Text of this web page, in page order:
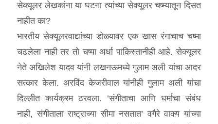
सेक्यूलर लेखकांना या घटना त्यांच्या सेक्यूलर चष्म्यातून दिसत
नाहीत का?
भारतीय सेक्यूलरवाद्यांच्या डोळ्यावर एक खास रंगाचाच चष्मा
चढलेला नाही तर तो चष्मा अर्धा पाकिस्तानीही आहे. सेक्यूलर
नेते अखिलेश यादव यांनी लखनऊमध्ये गुलाम अली यांचा आदर
सत्कार केला. अरविंद केजरीवाल यांनीही गुलाम अली यांचा
दिल्लीत कार्यक्रम ठरवला. ‘संगीताचा आणि धर्माचा संबंध
नाही, संगीताला राष्ट्राच्या सीमा नसतात’ वगैरे वाक्य यांच्या